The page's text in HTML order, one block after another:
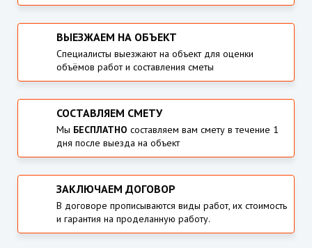
ВЫЕЗЖАЕМ НА ОБЪЕКТ
Специалисты выезжают на объект для оценки
объёмов работ и составления сметы
СОСТАВЛЯЕМ СМЕТУ
Мы БЕСПЛАТНО составляем вам смету в течение 1
дня после выезда на объект
ЗАКЛЮЧАЕМ ДОГОВОР
В договоре прописываются виды работ, их стоимость
и гарантия на проделанную работу.